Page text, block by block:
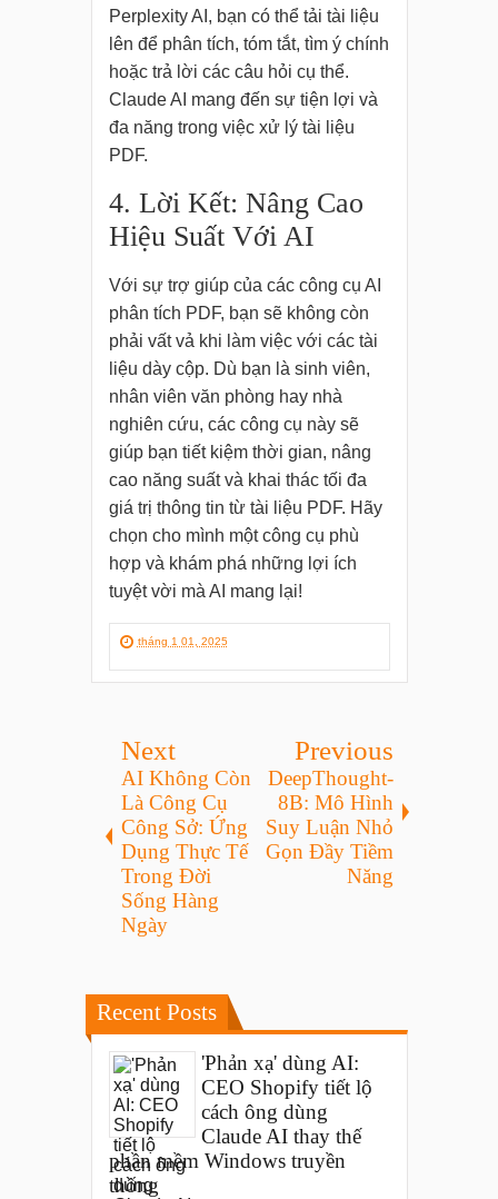
Perplexity AI, bạn có thể tải tài liệu
lên để phân tích, tóm tắt, tìm ý chính
hoặc trả lời các câu hỏi cụ thể.
Claude AI mang đến sự tiện lợi và
đa năng trong việc xử lý tài liệu
PDF.
4. Lời Kết: Nâng Cao
Hiệu Suất Với AI
Với sự trợ giúp của các công cụ AI
phân tích PDF, bạn sẽ không còn
phải vất vả khi làm việc với các tài
liệu dày cộp. Dù bạn là sinh viên,
nhân viên văn phòng hay nhà
nghiên cứu, các công cụ này sẽ
giúp bạn tiết kiệm thời gian, nâng
cao năng suất và khai thác tối đa
giá trị thông tin từ tài liệu PDF. Hãy
chọn cho mình một công cụ phù
hợp và khám phá những lợi ích
tuyệt vời mà AI mang lại!
tháng 1 01, 2025
Next
AI Không Còn
Là Công Cụ
Công Sở: Ứng
Dụng Thực Tế
Trong Đời
Sống Hàng
Ngày
Previous
DeepThought-
8B: Mô Hình
Suy Luận Nhỏ
Gọn Đầy Tiềm
Năng
Recent Posts
'Phản xạ' dùng AI:
CEO Shopify tiết lộ
cách ông dùng
Claude AI thay thế
phần mềm Windows truyền
thống